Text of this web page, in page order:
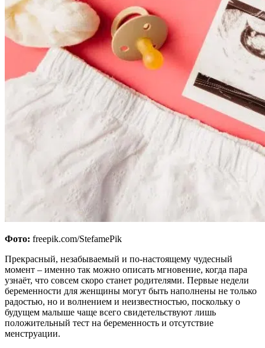
Фото: freepik.com/StefamePik
Прекрасный, незабываемый и по-настоящему чудесный
момент – именно так можно описать мгновение, когда пара
узнаёт, что совсем скоро станет родителями. Первые недели
беременности для женщины могут быть наполнены не только
радостью, но и волнением и неизвестностью, поскольку о
будущем малыше чаще всего свидетельствуют лишь
положительный тест на беременность и отсутствие
менструации.